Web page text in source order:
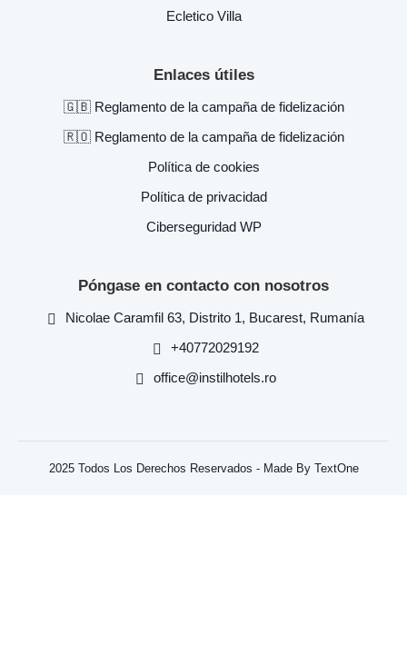
Ecletico Villa
Enlaces útiles
🇬🇧 Reglamento de la campaña de fidelización
🇷🇴 Reglamento de la campaña de fidelización
Política de cookies
Política de privacidad
Ciberseguridad WP
Póngase en contacto con nosotros
Nicolae Caramfil 63, Distrito 1, Bucarest, Rumanía
+40772029192
office@instilhotels.ro
2025 Todos Los Derechos Reservados - Made By TextOne